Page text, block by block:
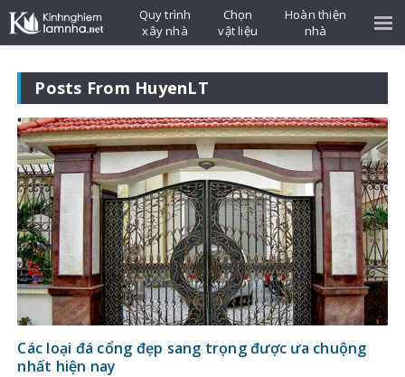
Posts From HuyenLT
Các loại đá cổng đẹp sang trọng được ưa chuộng
nhất hiện nay
Quy trình
xây nhà
Chọn
vật liệu
Hoàn thiện
nhà